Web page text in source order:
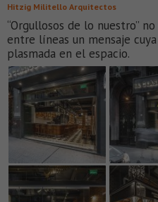
Hitzig Militello Arquitectos
“Orgullosos de lo nuestro”
entre líneas un mensaje
plasmada en el espacio.